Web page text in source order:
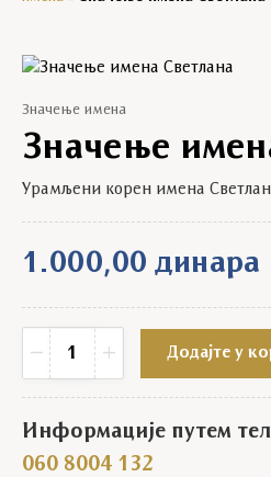
Значење имена
Значење
1.000,00динара
Урамљени корен имена
−
Значење имена Светлана
+ Додајте у
Информације путем
060 8004 132